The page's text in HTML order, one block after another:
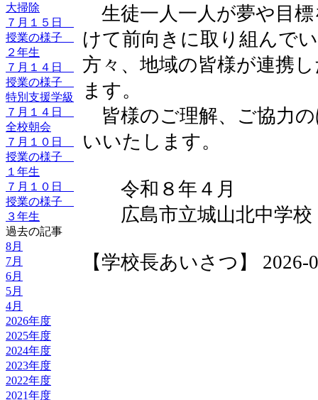
大掃除
７月１５日
授業の様子
２年生
７月１４日
授業の様子
特別支援学級
７月１４日
全校朝会
７月１０日
授業の様子
１年生
７月１０日
授業の様子
３年生
過去の記事
8月
7月
6月
5月
4月
2026年度
2025年度
2024年度
2023年度
2022年度
2021年度
生徒一人一人が夢や目
けて前向きに取り組んで
方々、地域の皆様が連携
ます。
皆様のご理解、ご協力
いいたします。
令和８年４月
広島市立城山北中学
【学校長あいさつ】 2026-